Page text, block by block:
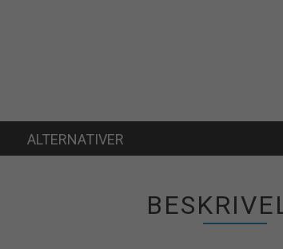
ALTERNATIVER